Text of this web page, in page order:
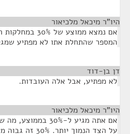
היו"ר מיכאל מלכיאור
אם נמצא ממוצע
המספר שהתחלת אתו לא מפתיע
דן בן-דוד
לא מפתיע, אבל אלה העובדות.
היו"ר מיכאל מלכיאור
אם אתה מגיע ל-30%
על הצד הנמוך